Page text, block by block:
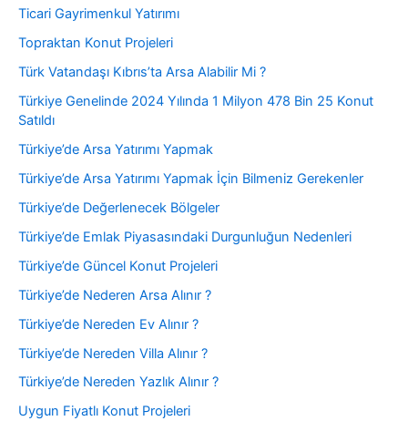
Ticari Gayrimenkul Yatırımı
Topraktan Konut Projeleri
Türk Vatandaşı Kıbrıs’ta Arsa Alabilir Mi ?
Türkiye Genelinde 2024 Yılında 1 Milyon 478 Bin 25 Konut
Satıldı
Türkiye’de Arsa Yatırımı Yapmak
Türkiye’de Arsa Yatırımı Yapmak İçin Bilmeniz Gerekenler
Türkiye’de Değerlenecek Bölgeler
Türkiye’de Emlak Piyasasındaki Durgunluğun Nedenleri
Türkiye’de Güncel Konut Projeleri
Türkiye’de Nederen Arsa Alınır ?
Türkiye’de Nereden Ev Alınır ?
Türkiye’de Nereden Villa Alınır ?
Türkiye’de Nereden Yazlık Alınır ?
Uygun Fiyatlı Konut Projeleri